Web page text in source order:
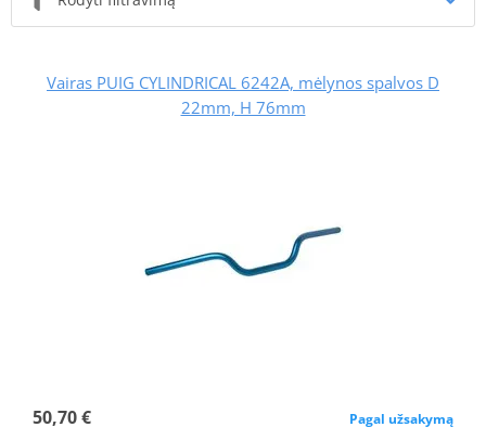
Vairas PUIG CYLINDRICAL 6242A, mėlynos spalvos D
22mm, H 76mm
50,70 € Pagal užsakymą